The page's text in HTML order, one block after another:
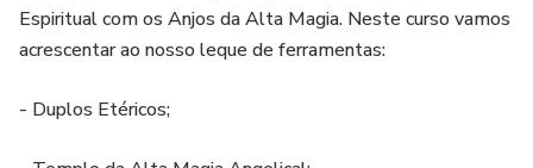
Espiritual com os Anjos da Alta Magia. Neste curso vamos
acrescentar ao nosso leque de ferramentas:
- Duplos Etéricos;